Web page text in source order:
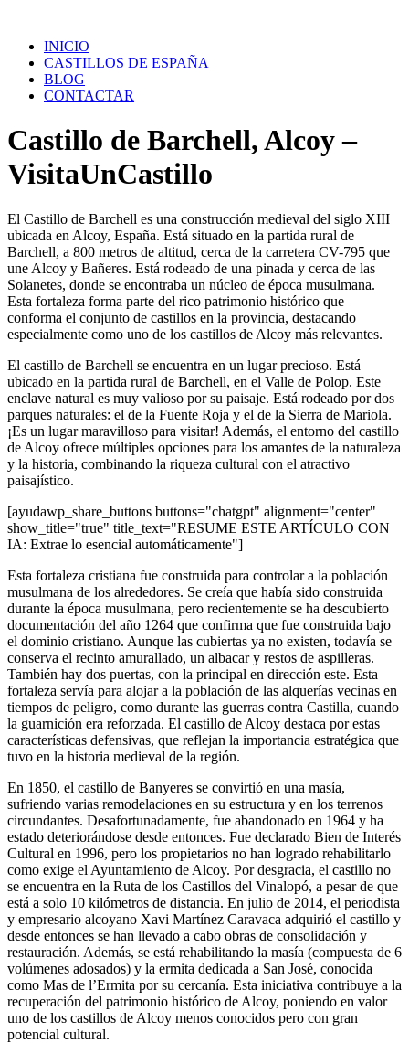
contenidoINICIO
CASTILLOS DE ESPAÑA
BLOG
CONTACTAR
Castillo de Barchell, Alcoy –
VisitaUnCastillo
El Castillo de Barchell es una construcción medieval del siglo XIII
ubicada en Alcoy, España. Está situado en la partida rural de
Barchell, a 800 metros de altitud, cerca de la carretera CV-795 que
une Alcoy y Bañeres. Está rodeado de una pinada y cerca de las
Solanetes, donde se encontraba un núcleo de época musulmana.
Esta fortaleza forma parte del rico patrimonio histórico que
conforma el conjunto de castillos en la provincia, destacando
especialmente como uno de los castillos de Alcoy más relevantes.
El castillo de Barchell se encuentra en un lugar precioso. Está
ubicado en la partida rural de Barchell, en el Valle de Polop. Este
enclave natural es muy valioso por su paisaje. Está rodeado por dos
parques naturales: el de la Fuente Roja y el de la Sierra de Mariola.
¡Es un lugar maravilloso para visitar! Además, el entorno del castillo
de Alcoy ofrece múltiples opciones para los amantes de la naturaleza
y la historia, combinando la riqueza cultural con el atractivo
paisajístico.
[ayudawp_share_buttons buttons="chatgpt" alignment="center"
show_title="true" title_text="RESUME ESTE ARTÍCULO CON
IA: Extrae lo esencial automáticamente"]
Esta fortaleza cristiana fue construida para controlar a la población
musulmana de los alrededores. Se creía que había sido construida
durante la época musulmana, pero recientemente se ha descubierto
documentación del año 1264 que confirma que fue construida bajo
el dominio cristiano. Aunque las cubiertas ya no existen, todavía se
conserva el recinto amurallado, un albacar y restos de aspilleras.
También hay dos puertas, con la principal en dirección este. Esta
fortaleza servía para alojar a la población de las alquerías vecinas en
tiempos de peligro, como durante las guerras contra Castilla, cuando
la guarnición era reforzada. El castillo de Alcoy destaca por estas
características defensivas, que reflejan la importancia estratégica que
tuvo en la historia medieval de la región.
En 1850, el castillo de Banyeres se convirtió en una masía,
sufriendo varias remodelaciones en su estructura y en los terrenos
circundantes. Desafortunadamente, fue abandonado en 1964 y ha
estado deteriorándose desde entonces. Fue declarado Bien de Interés
Cultural en 1996, pero los propietarios no han logrado rehabilitarlo
como exige el Ayuntamiento de Alcoy. Por desgracia, el castillo no
se encuentra en la Ruta de los Castillos del Vinalopó, a pesar de que
está a solo 10 kilómetros de distancia. En julio de 2014, el periodista
y empresario alcoyano Xavi Martínez Caravaca adquirió el castillo y
desde entonces se han llevado a cabo obras de consolidación y
restauración. Además, se está rehabilitando la masía (compuesta de 6
volúmenes adosados) y la ermita dedicada a San José, conocida
como Mas de l’Ermita por su cercanía. Esta iniciativa contribuye a la
recuperación del patrimonio histórico de Alcoy, poniendo en valor
uno de los castillos de Alcoy menos conocidos pero con gran
potencial cultural.